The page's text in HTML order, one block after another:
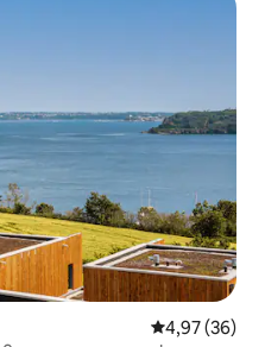
Средна
4,97 (36)